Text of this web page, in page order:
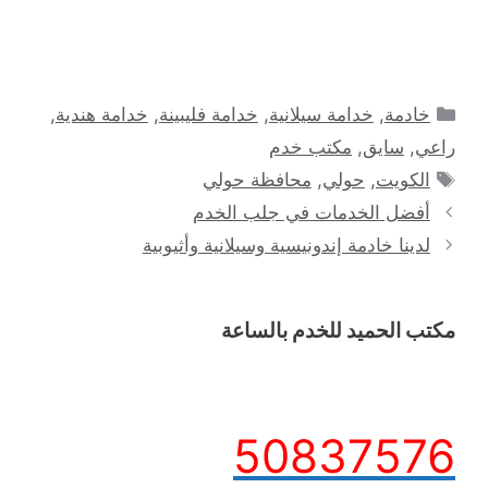
التصنيفات
خادمة, خدامة سيلانية, خدامة فليبينة, خدامة هندية,
راعي, سايق, مكتب خدم
الوسوم
الكويت, حولي, محافظة حولي
أفضل الخدمات في جلب الخدم
لدينا خادمة إندونيسية وسيلانية وأثيوبية
مكتب الحميد للخدم بالساعة
50837576